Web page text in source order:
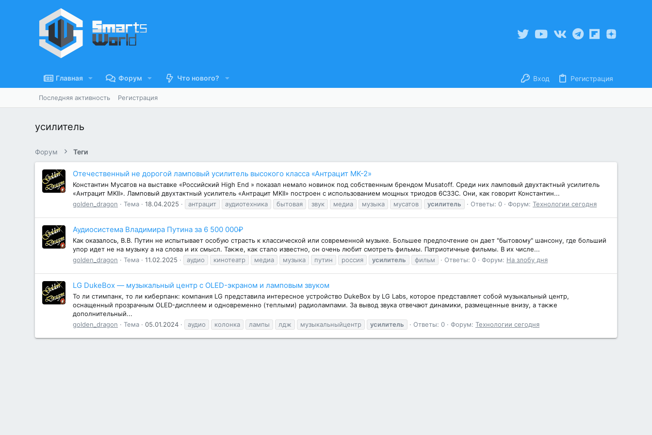
Главная Форум Что нового? Вход Регистрация
Последняя активность Регистрация
усилитель
Форум Теги
Отечественный не дорогой ламповый усилитель высокого класса «Антрацит MK-2»
Константин Мусатов на выставке «Российский High End » показал немало новинок под собственным брендом Musatoff. Среди них ламповый двухтактный усилитель
«Антрацит MKII». Ламповый двухтактный усилитель «Антрацит MKII» построен с использованием мощных триодов 6С33С. Они, как говорит Константин...
golden_dragon
Тема 18.04.2025 антрацит аудиотехника бытовая звук медиа музыка мусатов усилитель Ответы: 0 Форум: Технологии сегодня
Аудиосистема Владимира Путина за 6 500 000₽
Как оказалось, В.В. Путин не испытывает особую страсть к классической или современной музыке. Большее предпочтение он дает "бытовому" шансону, где больший
упор идет не на музыку а на слова и их смысл. Также, как стало известно, он очень любит смотреть фильмы. Патриотичные фильмы. В их числе...
golden_dragon
Тема 11.02.2025 аудио кинотеатр медиа музыка путин россия усилитель фильм Ответы: 0 Форум: На злобу дня
LG DukeBox — музыкальный центр с OLED-экраном и ламповым звуком
То ли стимпанк, то ли киберпанк: компания LG представила интересное устройство DukeBox by LG Labs, которое представляет собой музыкальный центр,
оснащенный прозрачным OLED-дисплеем и одновременно (теплыми) радиолампами. За вывод звука отвечают динамики, размещенные внизу, а также
дополнительный...
golden_dragon
Тема 05.01.2024 аудио колонка лампы лдж музыкальныйцентр усилитель Ответы: 0 Форум: Технологии сегодня